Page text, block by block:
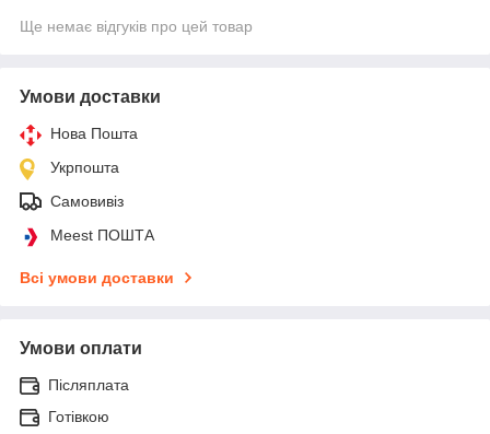
Ще немає відгуків про цей товар
Умови доставки
Нова Пошта
Укрпошта
Самовивіз
Meest ПОШТА
Всі умови доставки
Умови оплати
Післяплата
Готівкою